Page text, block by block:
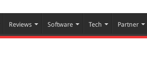
Reviews Software Tech Partner